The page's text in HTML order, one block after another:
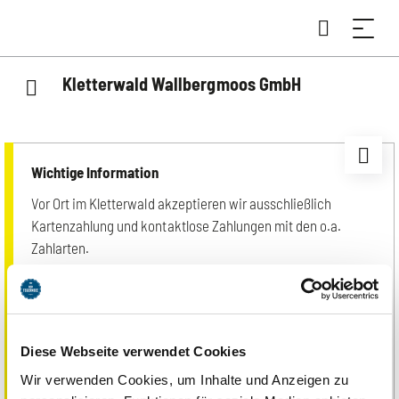
Diese Webseite verwendet Cookies
Wir verwenden Cookies, um Inhalte und Anzeigen zu
Kletterwald Wallbergmoos GmbH
Wichtige Information
Vor Ort im Kletterwald akzeptieren wir ausschließlich
Kartenzahlung und kontaktlose Zahlungen mit den o.a.
Zahlarten.
Unsere Öffnungszeiten sind saisonal unterschiedlich und
können insbesondere vom Wetter abhängig sein.
Ja, je nach Parcours gibt es Mindestgrößen und teilweise
Altersvorgaben. So stellen wir sicher, dass du die Elemente